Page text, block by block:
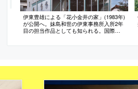
伊東豊雄による「花小金井の家」(1983年)
が公開へ。妹島和世の伊東事務所入所2年
目の担当作品としても知られる。国際文
担う